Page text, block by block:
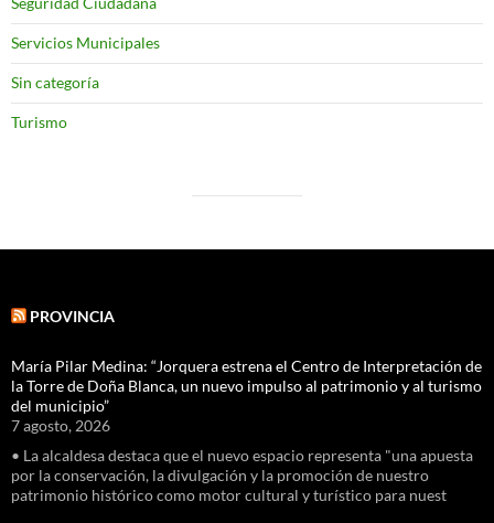
Servicios Municipales
Sin categoría
Turismo
PROVINCIA
María Pilar Medina: “Jorquera estrena el Centro de Interpretación de
la Torre de Doña Blanca, un nuevo impulso al patrimonio y al turismo
del municipio”
7 agosto, 2026
• La alcaldesa destaca que el nuevo espacio representa "una apuesta
por la conservación, la divulgación y la promoción de nuestro
patrimonio histórico como motor cultural y turístico para nuest